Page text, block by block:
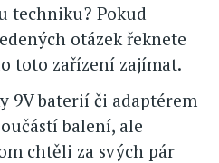
techniku? Pokud
otázek řeknete
toto zařízení zajímat.
9V baterií či adaptérem
balení, ale
chtěli za svých pár